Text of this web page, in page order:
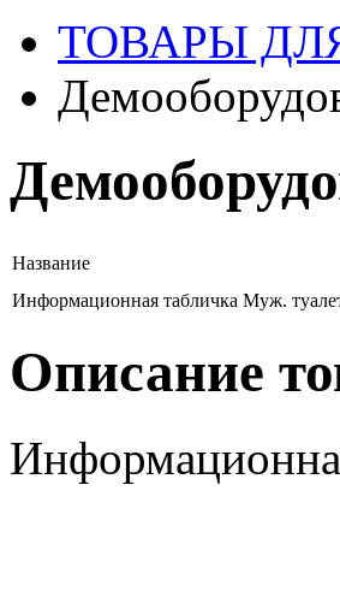
ТОВАРЫ
Название
Информационная табличка Муж.
Описание